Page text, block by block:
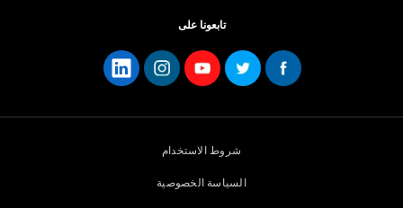
تابعونا على
شروط الاستخدام
السياسة الخصوصية